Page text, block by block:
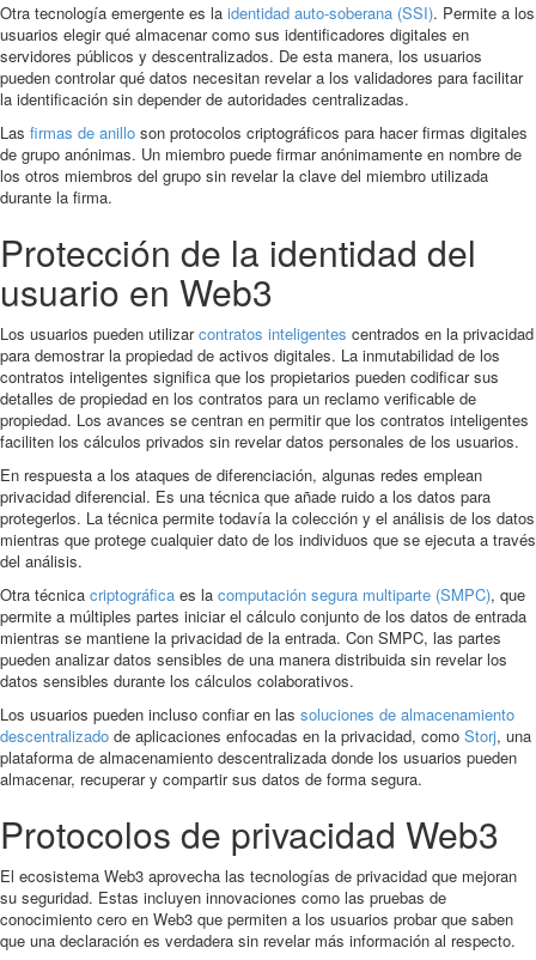
Otra tecnología emergente es la identidad auto-soberana (SSI). Permite a los
usuarios elegir qué almacenar como sus identificadores digitales en
servidores públicos y descentralizados. De esta manera, los usuarios
pueden controlar qué datos necesitan revelar a los validadores para facilitar
la identificación sin depender de autoridades centralizadas.
Las firmas de anillo son protocolos criptográficos para hacer firmas digitales
de grupo anónimas. Un miembro puede firmar anónimamente en nombre de
los otros miembros del grupo sin revelar la clave del miembro utilizada
durante la firma.
Protección de la identidad del
usuario en Web3
Los usuarios pueden utilizarcontratos inteligentes centrados en la privacidad
para demostrar la propiedad de activos digitales. La inmutabilidad de los
contratos inteligentes significa que los propietarios pueden codificar sus
detalles de propiedad en los contratos para un reclamo verificable de
propiedad. Los avances se centran en permitir que los contratos inteligentes
faciliten los cálculos privados sin revelar datos personales de los usuarios.
En respuesta a los ataques de diferenciación, algunas redes emplean
privacidad diferencial. Es una técnica que añade ruido a los datos para
protegerlos. La técnica permite todavía la colección y el análisis de los datos
mientras que protege cualquier dato de los individuos que se ejecuta a través
del análisis.
Otra técnica criptográfica es la computación segura multiparte (SMPC), que
permite a múltiples partes iniciar el cálculo conjunto de los datos de entrada
mientras se mantiene la privacidad de la entrada. Con SMPC, las partes
pueden analizar datos sensibles de una manera distribuida sin revelar los
datos sensibles durante los cálculos colaborativos.
Los usuarios pueden incluso confiar en las soluciones de almacenamiento
descentralizado de aplicaciones enfocadas en la privacidad, como Storj, una
plataforma de almacenamiento descentralizada donde los usuarios pueden
almacenar, recuperar y compartir sus datos de forma segura.
Protocolos de privacidad Web3
El ecosistema Web3 aprovecha las tecnologías de privacidad que mejoran
su seguridad. Estas incluyen innovaciones como las pruebas de
conocimiento cero en Web3 que permiten a los usuarios probar que saben
que una declaración es verdadera sin revelar más información al respecto.